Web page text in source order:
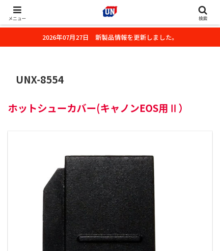
株式会社ユーエヌのオフィシャルホームページです。デジタルカメラ・カメ
ラ・水中撮影用の撮影アクセサリーのご紹介をいたします。
2026年07月27日 新製品情報を更新しました。
UNX-8554
ホットシューカバー(キャノンEOS用Ⅱ）
メニュー 検索